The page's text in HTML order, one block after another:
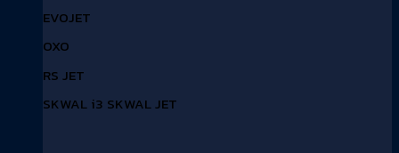
EVOJET
OXO
RS JET
SKWAL i3 SKWAL JET